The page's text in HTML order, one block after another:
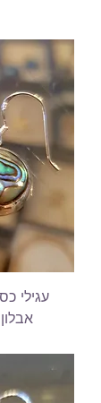
עגילי
אבלון כסף